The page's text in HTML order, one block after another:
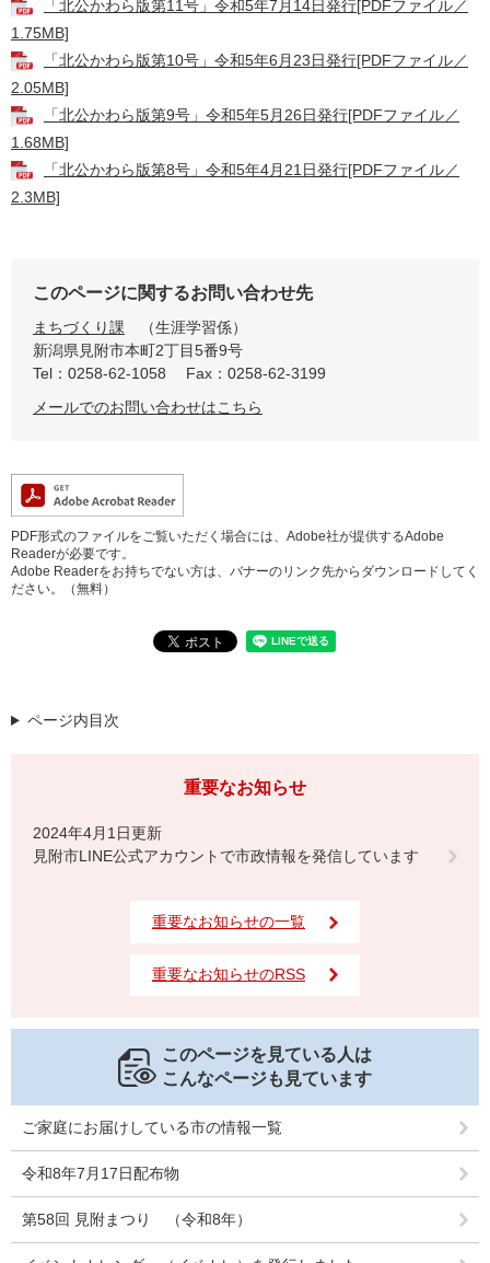
「北公かわら版第11号」令和5年7月14日発行[PDFファイル／
1.75MB]
「北公かわら版第10号」令和5年6月23日発行[PDFファイル／
2.05MB]
「北公かわら版第9号」令和5年5月26日発行[PDFファイル／
1.68MB]
「北公かわら版第8号」令和5年4月21日発行[PDFファイル／
2.3MB]
このページに関するお問い合わせ先
まちづくり課
生涯学習係
新潟県見附市本町2丁目5番9号
Tel：0258-62-1058
Fax：0258-62-3199
メールでのお問い合わせはこちら
PDF形式のファイルをご覧いただく場合には、Adobe社が提供するAdobe
Readerが必要です。
Adobe Readerをお持ちでない方は、バナーのリンク先からダウンロードしてく
ださい。（無料）
ページ内目次
重要なお知らせ
2024年4月1日更新
見附市LINE公式アカウントで市政情報を発信しています
重要なお知らせの一覧
重要なお知らせのRSS
このページを見ている人は
こんなページも見ています
ご家庭にお届けしている市の情報一覧
令和8年7月17日配布物
第58回 見附まつり （令和8年）